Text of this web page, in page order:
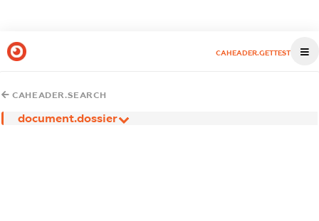
CAHEADER.GETTEST
CAHEADER.SEARCH
document.dossier